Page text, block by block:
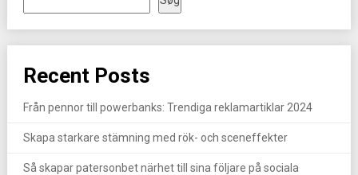
Recent Posts
Från pennor till powerbanks: Trendiga reklamartiklar 2024
Skapa starkare stämning med rök- och sceneffekter
Så skapar patersonbet närhet till sina följare på sociala